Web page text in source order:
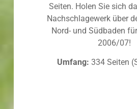
Seiten. Holen Sie sich
Nachschlagewerk über
Nord- und Südbaden
2006/07!
Umfang: 334 Seiten